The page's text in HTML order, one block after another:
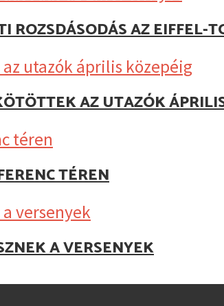
ROZSDÁSODÁS AZ EIFFEL-
AZ UTAZÓK
TÉREN
A VERSENYEK